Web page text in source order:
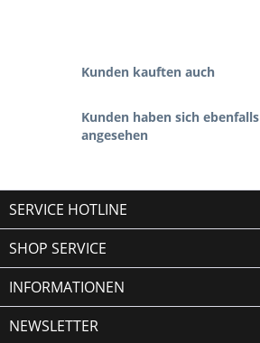
Kunden kauften auch
Kunden haben sich ebenfalls
angesehen
SERVICE HOTLINE
SHOP SERVICE
INFORMATIONEN
NEWSLETTER